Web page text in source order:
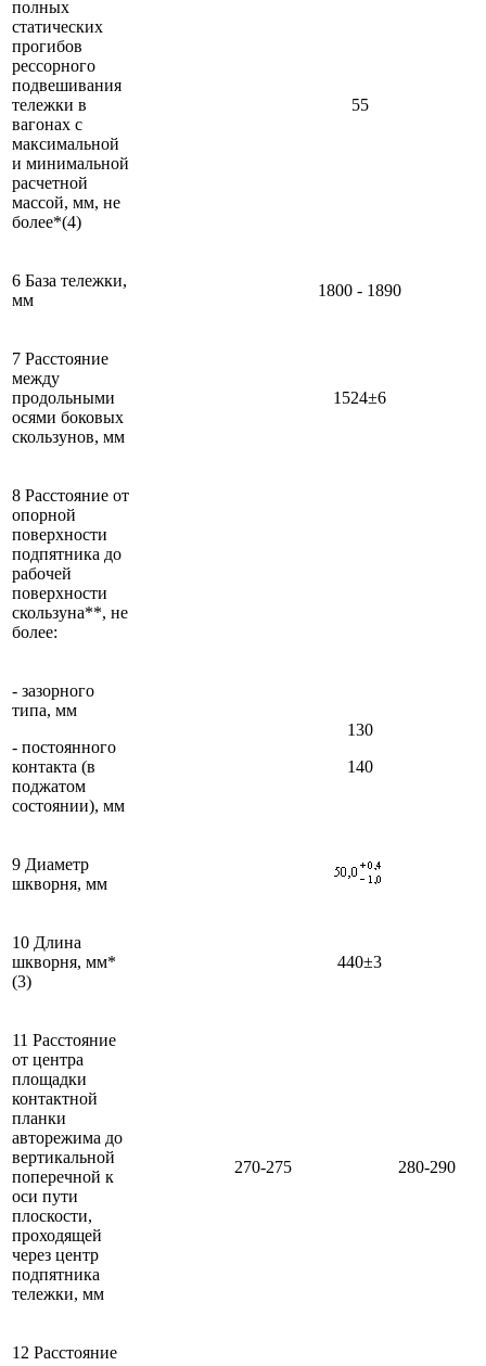
полных
статических
прогибов
рессорного
подвешивания
тележки в
вагонах с
максимальной
и минимальной
расчетной
массой, мм, не
более*(4)
55
6 База тележки,
мм
1800 - 1890
7 Расстояние
между
продольными
осями боковых
скользунов, мм
1524±6
8 Расстояние от
опорной
поверхности
подпятника до
рабочей
поверхности
скользуна**, не
более:
- зазорного
типа, мм
- постоянного
контакта (в
поджатом
состоянии), мм
130
140
9 Диаметр
шкворня, мм
10 Длина
шкворня, мм*
(3)
440±3
11 Расстояние
от центра
площадки
контактной
планки
авторежима до
вертикальной
поперечной к
оси пути
плоскости,
проходящей
через центр
подпятника
тележки, мм
270-275 280-290
12 Расстояние